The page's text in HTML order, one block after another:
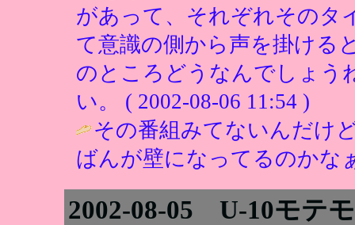
があって、それぞれそのタ
て意識の側から声を掛ける
のところどうなんでしょう
い。 ( 2002-08-06 11:54 )
その番組みてないんだけ
ばんが壁になってるのかな
2002-08-05 U-10モテ